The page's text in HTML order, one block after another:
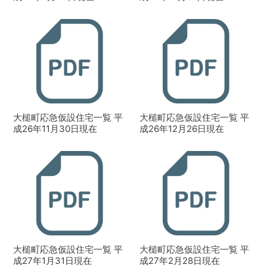
大槌町応急仮設住宅一覧 平
成26年11月30日現在
大槌町応急仮設住宅一覧 平
成26年12月26日現在
大槌町応急仮設住宅一覧 平
成27年1月31日現在
大槌町応急仮設住宅一覧 平
成27年2月28日現在